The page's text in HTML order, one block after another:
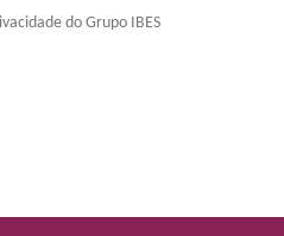
do Grupo IBES